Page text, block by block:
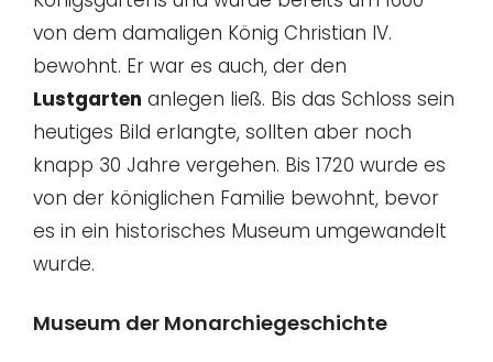
von dem damaligen König Christian IV.
bewohnt. Er war es auch, der den
Lustgarten anlegen ließ. Bis das Schloss sein
heutiges Bild erlangte, sollten aber noch
knapp 30 Jahre vergehen. Bis 1720 wurde es
von der königlichen Familie bewohnt, bevor
es in ein historisches Museum umgewandelt
wurde.
Museum der Monarchiegeschichte